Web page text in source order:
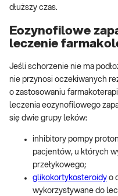
dłuższy czas.
Eozynofilowe
leczenie
Jeśli schorzenie nie ma
nie przynosi oczekiwanych
o zastosowaniu
leczenia eozynofilowego
się dwie grupy leków:
inhibitory pompy
pacjentów, u których
przełykowego;
glikokortykosteroidy o
wykorzystywane do